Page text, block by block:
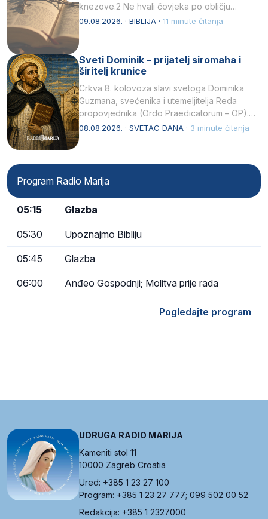
knezove.2 Ne hvali čovjeka po obličju
njegovui…
09.08.2026. · BIBLIJA · 11 minute čitanja
Sveti Dominik – prijatelj siromaha i
širitelj krunice
Crkva 8. kolovoza slavi svetoga Dominika
Guzmana, svećenika i utemeljitelja Reda
propovjednika (Ordo Praedicatorum – OP).
Svojim životom, dubokom ljubavlju prema
08.08.2026. · SVETAC DANA · 3 minute čitanja
Program Radio Marija
05:15 Glazba
05:30 Upoznajmo Bibliju
05:45 Glazba
06:00 Anđeo Gospodnji; Molitva prije rada
Pogledajte program
UDRUGA RADIO MARIJA
Kameniti stol 11
10000 Zagreb Croatia
Ured: +385 1 23 27 100
Program: +385 1 23 27 777; 099 502 00 52
Redakcija: +385 1 2327000